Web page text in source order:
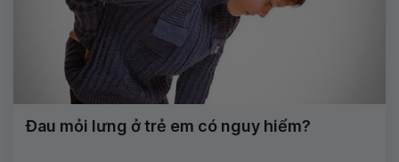
Đau mỏi lưng ở trẻ em có nguy hiểm?